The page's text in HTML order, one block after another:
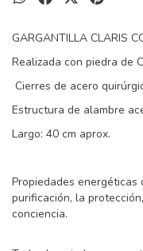
GARGANTILLA CLARIS
Realizada con piedra de
Cierres de acero
Estructura de alambre
Largo: 40 cm aprox.
Propiedades
purificación, la
conciencia.